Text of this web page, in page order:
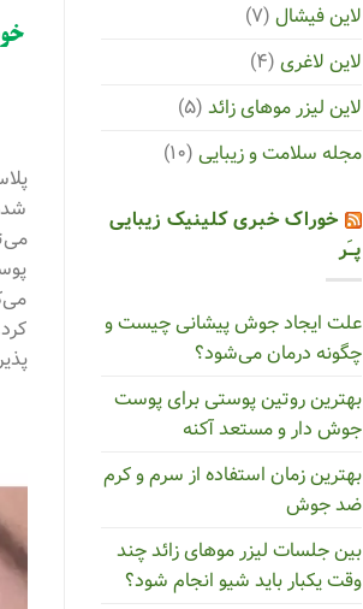
لاین فیشال (۷)
لاین لاغری (۴)
لاین لیزر موهای زائد (۵)
مجله سلامت و زیبایی (۱۰)
خوراک خبری کلینیک زیبایی
پــَر
علت ایجاد جوش پیشانی چیست و
چگونه درمان می‌شود؟
بهترین روتین پوستی برای پوست
جوش دار و مستعد آکنه
بهترین زمان استفاده از سرم و کرم
ضد جوش
بین جلسات لیزر موهای زائد چند
وقت یکبار باید شیو انجام شود؟